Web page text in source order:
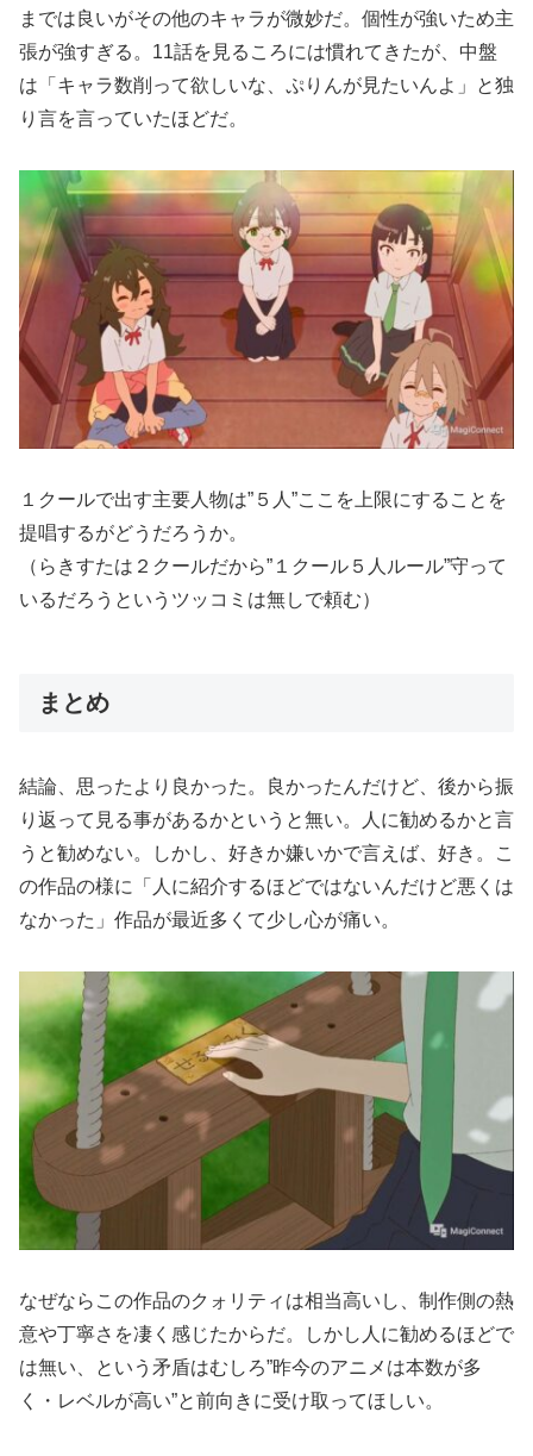
までは良いがその他のキャラが微妙だ。個性が強いため主
張が強すぎる。11話を見るころには慣れてきたが、中盤
は「キャラ数削って欲しいな、ぷりんが見たいんよ」と独
り言を言っていたほどだ。
１クールで出す主要人物は”５人”ここを上限にすることを
提唱するがどうだろうか。
（らきすたは２クールだから”１クール５人ルール”守って
いるだろうというツッコミは無しで頼む）
まとめ
結論、思ったより良かった。良かったんだけど、後から振
り返って見る事があるかというと無い。人に勧めるかと言
うと勧めない。しかし、好きか嫌いかで言えば、好き。こ
の作品の様に「人に紹介するほどではないんだけど悪くは
なかった」作品が最近多くて少し心が痛い。
なぜならこの作品のクォリティは相当高いし、制作側の熱
意や丁寧さを凄く感じたからだ。しかし人に勧めるほどで
は無い、という矛盾はむしろ”昨今のアニメは本数が多
く・レベルが高い”と前向きに受け取ってほしい。